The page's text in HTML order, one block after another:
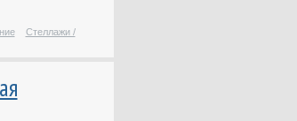
Стеллажи /